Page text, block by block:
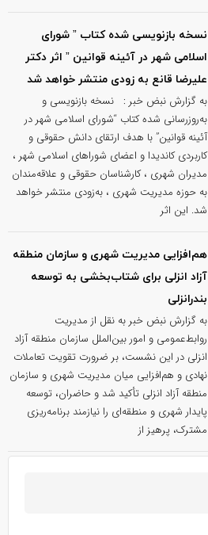
نسخه بازنویسی‌ شده کتاب ” شورای
اسلامی شهر در آئینه قوانین ” اثر دکتر
علیرضا قانع به‌ زودی منتشر خواهد شد
به گزارش نبض خبر : نسخه بازنویسی‌ و
به‌روزرسانی‌ شده کتاب “شورای اسلامی شهر در
آئینه قوانین” با هدف ارتقای دانش حقوقی و
کاربردی کاندیدا و اعضای شوراهای اسلامی شهر ،
مدیران شهری ، کارشناسان حقوقی و علاقه‌مندان
به حوزه مدیریت شهری ، به‌زودی منتشر خواهد
شد. این اثر
هم‌افزایی مدیریت شهری و سازمان منطقه
آزاد انزلی برای شتاب‌بخشی به توسعه
بندرانزلی
به گزارش نبض خبر به نقل از مدیریت
روابط‌عمومی و امور بین‌الملل سازمان منطقه آزاد
انزلی در این نشست، بر ضرورت تقویت تعاملات
نهادی و هم‌افزایی میان مدیریت شهری و سازمان
منطقه آزاد انزلی تأکید شد و حاضران، توسعه
پایدار شهری و منطقه‌ای را نیازمند برنامه‌ریزی
مشترک، پرهیز از